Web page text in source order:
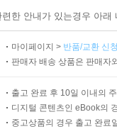
한 안내가 있는경우 아
마이페이지 > 반품/교환 신
판매자 배송 상품은 판매자
출고 완료 후 10일 이내의
디지털 콘텐츠인 eBook의
중고상품의 경우 출고 완료